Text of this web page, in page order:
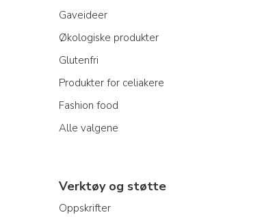
Gaveideer
Økologiske produkter
Glutenfri
Produkter for celiakere
Fashion food
Alle valgene
Verktøy og støtte
Oppskrifter